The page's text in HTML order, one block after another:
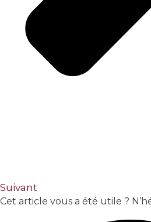
Suivant
Cet article vous a été utile ?